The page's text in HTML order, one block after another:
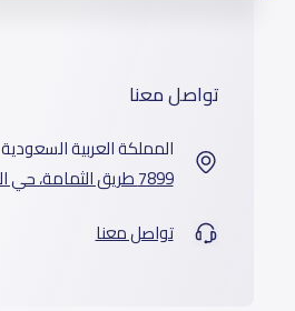
تواصل معنا
المملكة العربية السعودية
7899 طريق الثمامة، حي الربيع، الرياض 11564
تواصل معنا